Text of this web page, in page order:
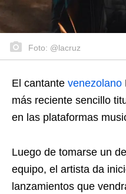
Foto: @lacruz
El cantante venezolano
más reciente sencillo
en las plataformas
Luego de tomarse un
equipo, el artista da
lanzamientos que